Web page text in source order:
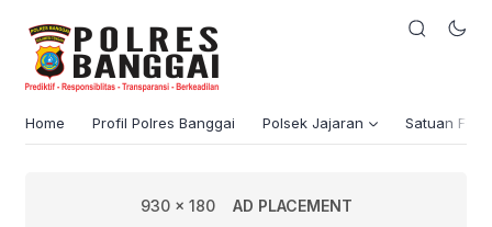
Home Profil Polres Banggai Polsek Jajaran Satuan
930 x 180 AD PLACEMENT